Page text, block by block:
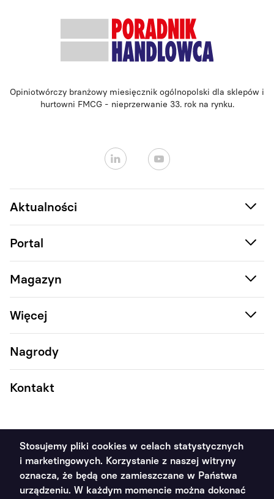
Opiniotwórczy branżowy miesięcznik ogólnopolski dla sklepów i
hurtowni FMCG - nieprzerwanie 33. rok na rynku.
Aktualności
Portal
Magazyn
Więcej
Nagrody
Kontakt
2011 - 2026 Poradnik Handlowca ©. Wszystkie prawa
zastrzeżone
Stosujemy pliki cookies w celach statystycznych
i marketingowych. Korzystanie z naszej witryny
oznacza, że będą one zamieszczane w Państwa
urządzeniu. W każdym momencie można dokonać